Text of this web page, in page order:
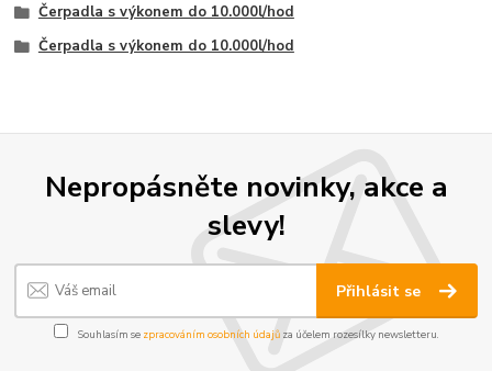
Čerpadla s výkonem do 10.000l/hod
Čerpadla s výkonem do 10.000l/hod
Nepropásněte novinky, akce a
slevy!
Přihlásit se
Souhlasím se zpracováním osobních údajůza účelem rozesílky newsletteru.